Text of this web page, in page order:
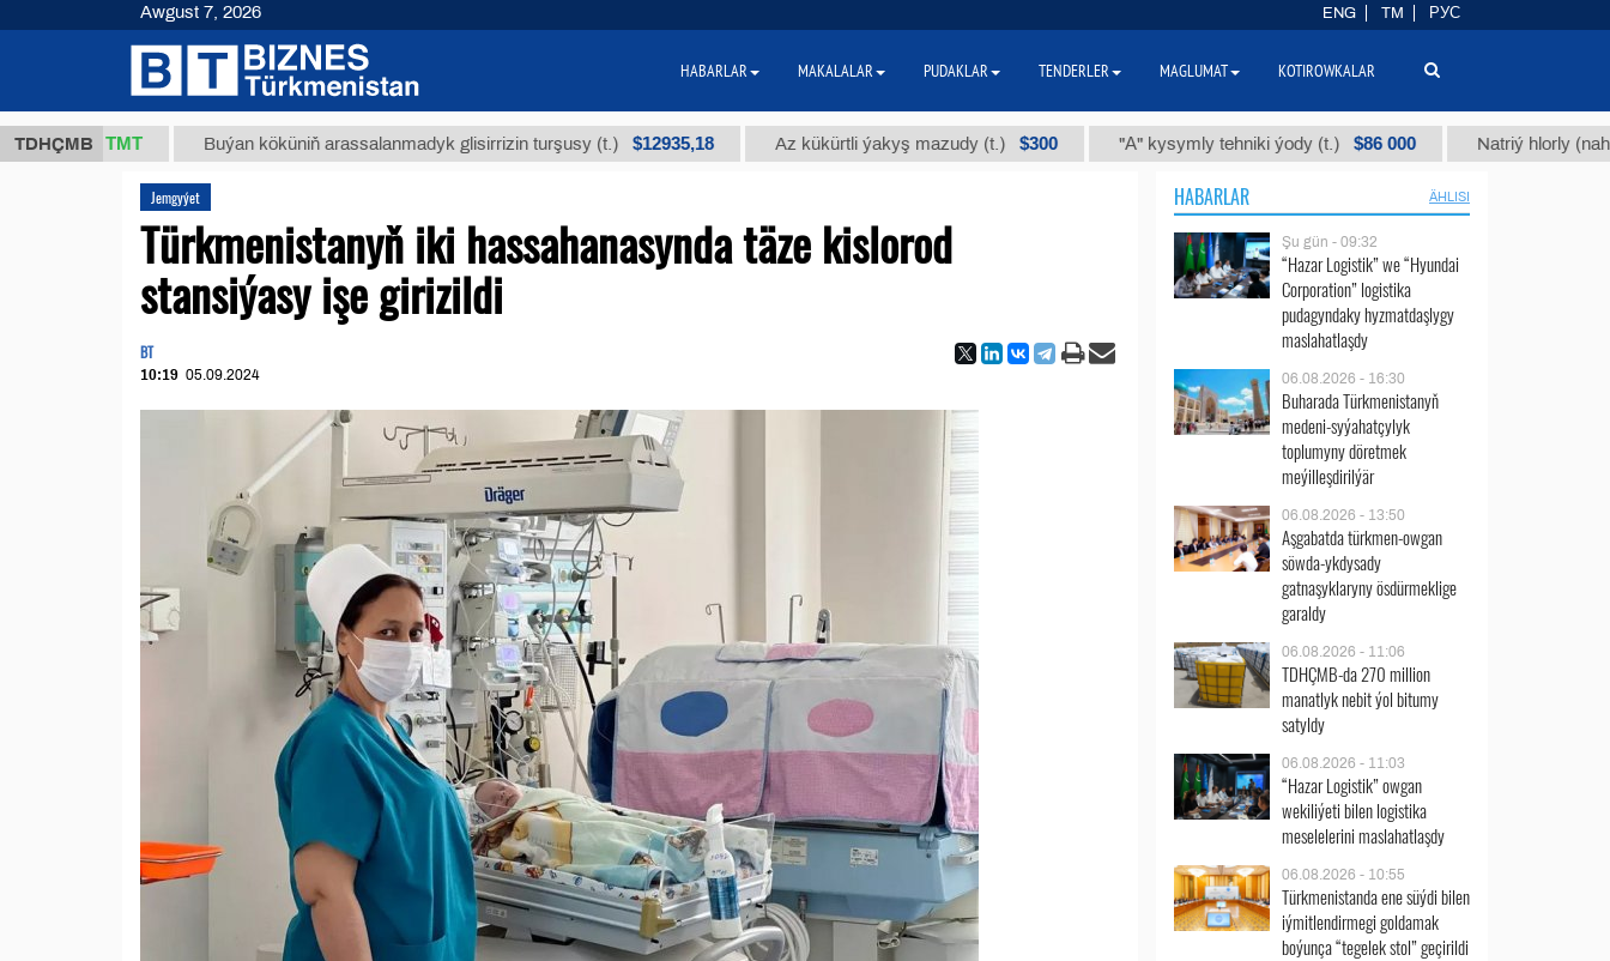
TDHÇMB
37,8 ТМТ Buýan köküniň arassalanmadyk glisirrizin turşusy (t.) $12935,18 Az kükürtli ýakyş mazudy (t.) $300 "А" kysymly tehniki ýody (t.) $86 000 Natriý hlorly (nahar
Jemgyýet
Türkmenistanyň iki hassahanasynda täze kislorod
stansiýasy işe girizildi
BT
10:19 05.09.2024
HABARLAR ÄHLISI
Şu gün - 09:32
“Hazar Logistik” we “Hyundai
Corporation” logistika
pudagyndaky hyzmatdaşlygy
maslahatlaşdy
06.08.2026 - 16:30
Buharada Türkmenistanyň
medeni-syýahatçylyk
toplumyny döretmek
meýilleşdirilýär
06.08.2026 - 13:50
Aşgabatda türkmen-owgan
söwda-ykdysady
gatnaşyklaryny ösdürmeklige
garaldy
06.08.2026 - 11:06
TDHÇMB-da 270 million
manatlyk nebit ýol bitumy
satyldy
06.08.2026 - 11:03
“Hazar Logistik” owgan
wekiliýeti bilen logistika
meselelerini maslahatlaşdy
06.08.2026 - 10:55
Türkmenistanda ene süýdi bilen
iýmitlendirmegi goldamak
boýunça “tegelek stol” geçirildi
Awgust 7, 2026 ENG TM РУС
HABARLAR MAKALALAR PUDAKLAR TENDERLER MAGLUMAT KOTIROWKALAR